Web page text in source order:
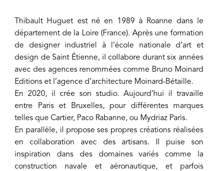
Thibault Huguet est né en 1989 à Roanne dans le
département de la Loire (France). Après une formation
de designer industriel à l’école nationale d’art et
design de Saint Étienne, il collabore durant six années
avec des agences renommées comme Bruno Moinard
Editions et l’agence d’architecture Moinard-Bétaille.
En 2020, il crée son studio. Aujourd’hui il travaille
entre Paris et Bruxelles, pour différentes marques
telles que Cartier, Paco Rabanne, ou Mydriaz Paris.
En parallèle, il propose ses propres créations réalisées
en collaboration avec des artisans. Il puise son
inspiration dans des domaines variés comme la
construction navale et aéronautique, et parfois